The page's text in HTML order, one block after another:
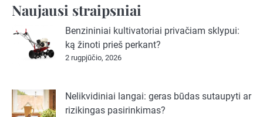
Naujausi straipsniai
Benzininiai kultivatoriai privačiam sklypui:
ką žinoti prieš perkant?
2 rugpjūčio, 2026
Nelikvidiniai langai: geras būdas sutaupyti ar
rizikingas pasirinkimas?